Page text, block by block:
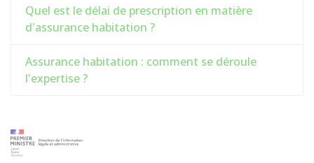
Quel est le délai de prescription en matière
d'assurance habitation ?
Assurance habitation : comment se déroule
l'expertise ?